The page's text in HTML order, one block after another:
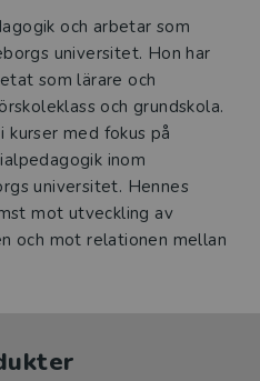
och arbetar som
universitet. Hon har
som lärare och
och grundskola.
kurser med fokus på
inom
universitet. Hennes
mot utveckling av
och mot relationen mellan